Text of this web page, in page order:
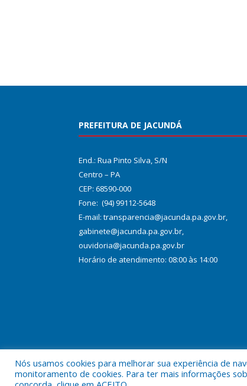
PREFEITURA DE JACUNDÁ
End.: Rua Pinto Silva, S/N
Centro – PA
CEP: 68590-000
Fone: (94) 99112-5648
E-mail: transparencia@jacunda.pa.gov.br,
gabinete@jacunda.pa.gov.br,
ouvidoria@jacunda.pa.gov.br
Horário de atendimento: 08:00 às 14:00
Todos os direitos reservados a Prefeitura
Nós usamos cookies para melhorar sua experiência de
monitoramento de cookies. Para ter mais informações